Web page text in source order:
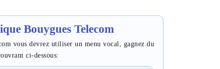
Bouygues Telecom
vous devrez utiliser un menu vocal, gagnez du
ci-dessous: